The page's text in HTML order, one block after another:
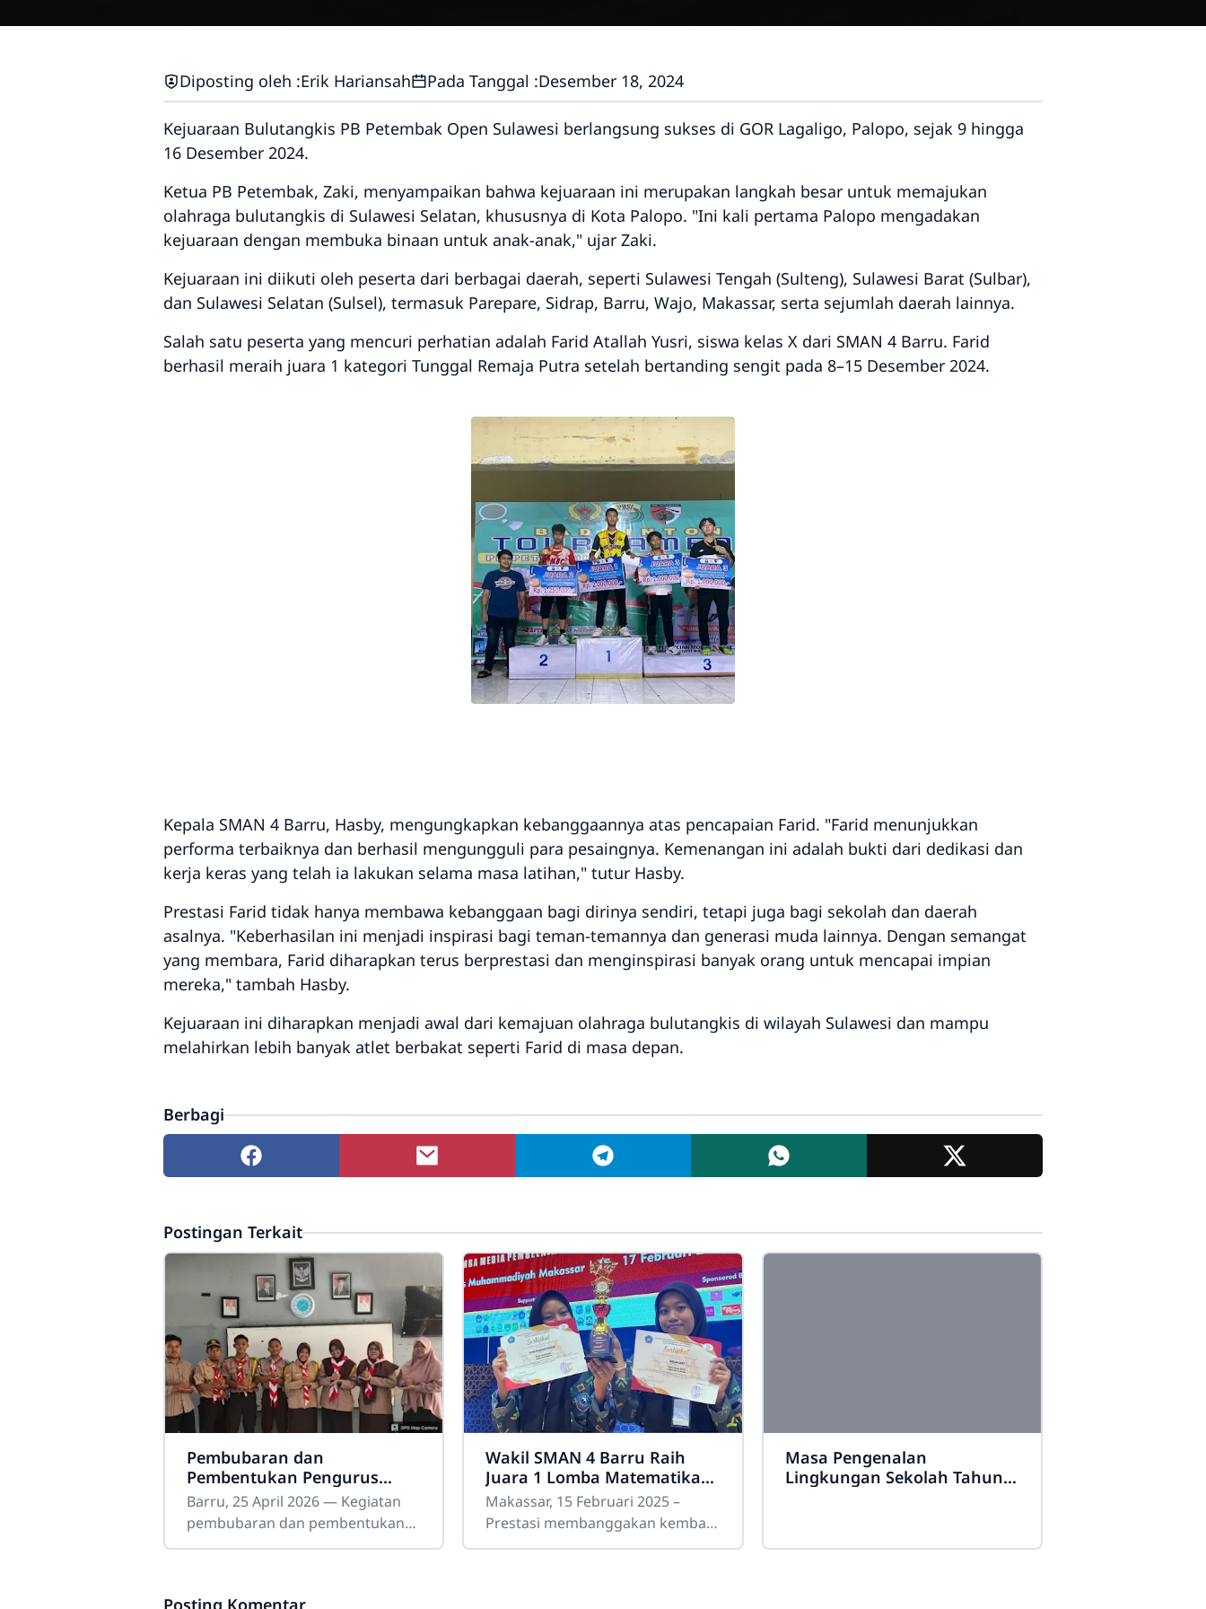
Diposting oleh :Erik Hariansah Pada Tanggal :Desember 18, 2024
Kejuaraan Bulutangkis PB Petembak Open Sulawesi berlangsung sukses di GOR Lagaligo, Palopo, sejak 9 hingga
16 Desember 2024.
Ketua PB Petembak, Zaki, menyampaikan bahwa kejuaraan ini merupakan langkah besar untuk memajukan
olahraga bulutangkis di Sulawesi Selatan, khususnya di Kota Palopo. "Ini kali pertama Palopo mengadakan
kejuaraan dengan membuka binaan untuk anak-anak," ujar Zaki.
Kejuaraan ini diikuti oleh peserta dari berbagai daerah, seperti Sulawesi Tengah (Sulteng), Sulawesi Barat (Sulbar),
dan Sulawesi Selatan (Sulsel), termasuk Parepare, Sidrap, Barru, Wajo, Makassar, serta sejumlah daerah lainnya.
Salah satu peserta yang mencuri perhatian adalah Farid Atallah Yusri, siswa kelas X dari SMAN 4 Barru. Farid
berhasil meraih juara 1 kategori Tunggal Remaja Putra setelah bertanding sengit pada 8–15 Desember 2024.
Kepala SMAN 4 Barru, Hasby, mengungkapkan kebanggaannya atas pencapaian Farid. "Farid menunjukkan
performa terbaiknya dan berhasil mengungguli para pesaingnya. Kemenangan ini adalah bukti dari dedikasi dan
kerja keras yang telah ia lakukan selama masa latihan," tutur Hasby.
Prestasi Farid tidak hanya membawa kebanggaan bagi dirinya sendiri, tetapi juga bagi sekolah dan daerah
asalnya. "Keberhasilan ini menjadi inspirasi bagi teman-temannya dan generasi muda lainnya. Dengan semangat
yang membara, Farid diharapkan terus berprestasi dan menginspirasi banyak orang untuk mencapai impian
mereka," tambah Hasby.
Kejuaraan ini diharapkan menjadi awal dari kemajuan olahraga bulutangkis di wilayah Sulawesi dan mampu
melahirkan lebih banyak atlet berbakat seperti Farid di masa depan.
Berbagi
Postingan Terkait
Pembubaran dan
Pembentukan Pengurus
Dewan Ambalan Pramuka
SMAN 4 Barru Berlangsung
Tertib dan Lancar
Barru, 25 April 2026 — Kegiatan
pembubaran dan pembentukan
Pengurus Dewan Ambalan
Wakil SMAN 4 Barru Raih
Juara 1 Lomba Matematika
Tingkat Rayon di Ajang
Prisma 25
Makassar, 15 Februari 2025 –
Prestasi membanggakan kembali
diraih oleh peserta didik SMA
Masa Pengenalan
Lingkungan Sekolah Tahun
Posting Komentar